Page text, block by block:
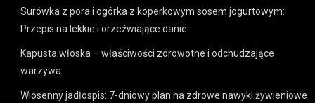
Surówka z pora i ogórka z koperkowym sosem jogurtowym:
Przepis na lekkie i orzeźwiające danie
Kapusta włoska – właściwości zdrowotne i odchudzające
warzywa
Wiosenny jadłospis: 7-dniowy plan na zdrowe nawyki żywieniowe